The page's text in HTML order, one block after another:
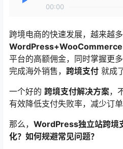
00:00
跨境电商的快速发展，越来越
WordPress+WooCommerce
平台的高额佣金，同时掌握更
完成海外销售， 跨境支付 就成
一个好的 跨境支付解决方案，
有效降低支付失败率，减少订单
那么， WordPress独立站跨境
化？如何规避常见问题？